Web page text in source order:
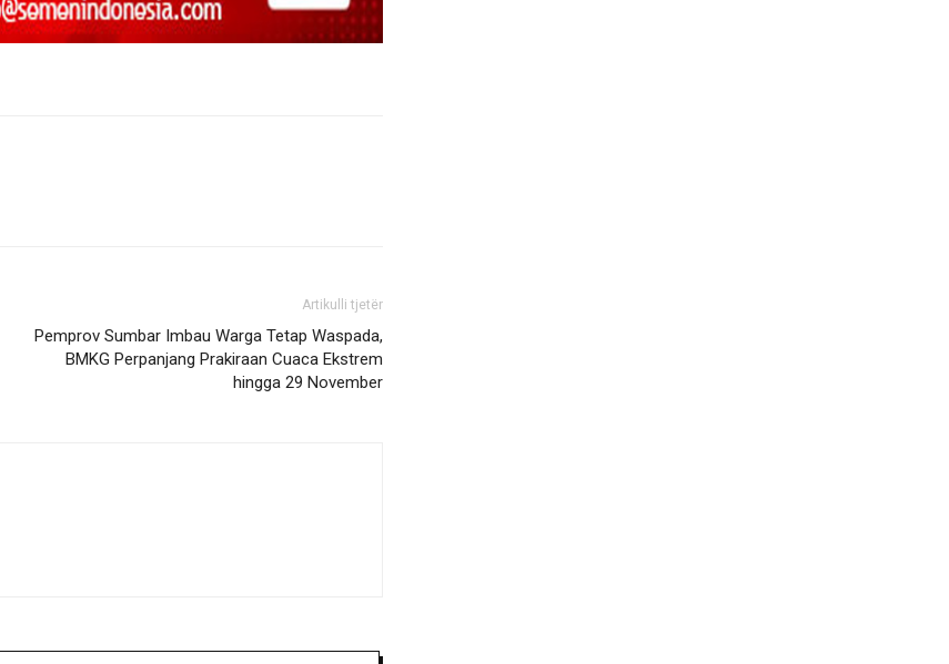
Artikulli tjetër
Pemprov Sumbar Imbau Warga Tetap Waspada,
BMKG Perpanjang Prakiraan Cuaca Ekstrem
hingga 29 November